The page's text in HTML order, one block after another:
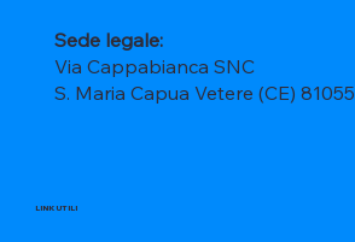
Sede legale:
Via Cappabianca SNC
S. Maria Capua Vetere (CE) 81055
LINK UTILI